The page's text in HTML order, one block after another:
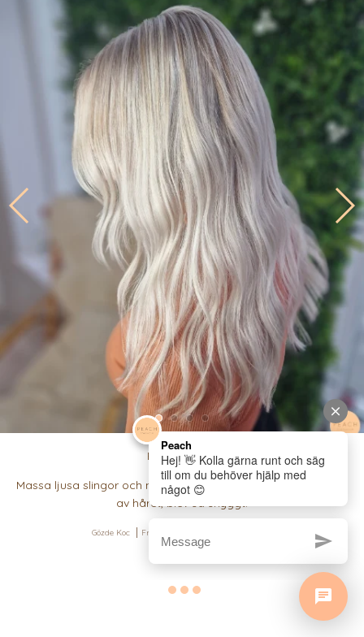
Blonde hair✨️
Massa ljusa slingor och nyansering för en rejäl uppfräschning
av håret, blev så snyggt!
Gözde Koc Frisör på Östermalm